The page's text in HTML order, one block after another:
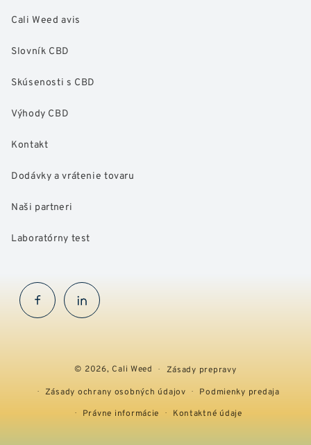
Cali Weed avis
Slovník CBD
Skúsenosti s CBD
Výhody CBD
Kontakt
Dodávky a vrátenie tovaru
Naši partneri
Laboratórny test
FacebookInstaGram
© 2026,Cali Weed
Zásady prepravy
Zásady ochrany osobných údajov
Podmienky predaja
Právne informácie
Kontaktné údaje